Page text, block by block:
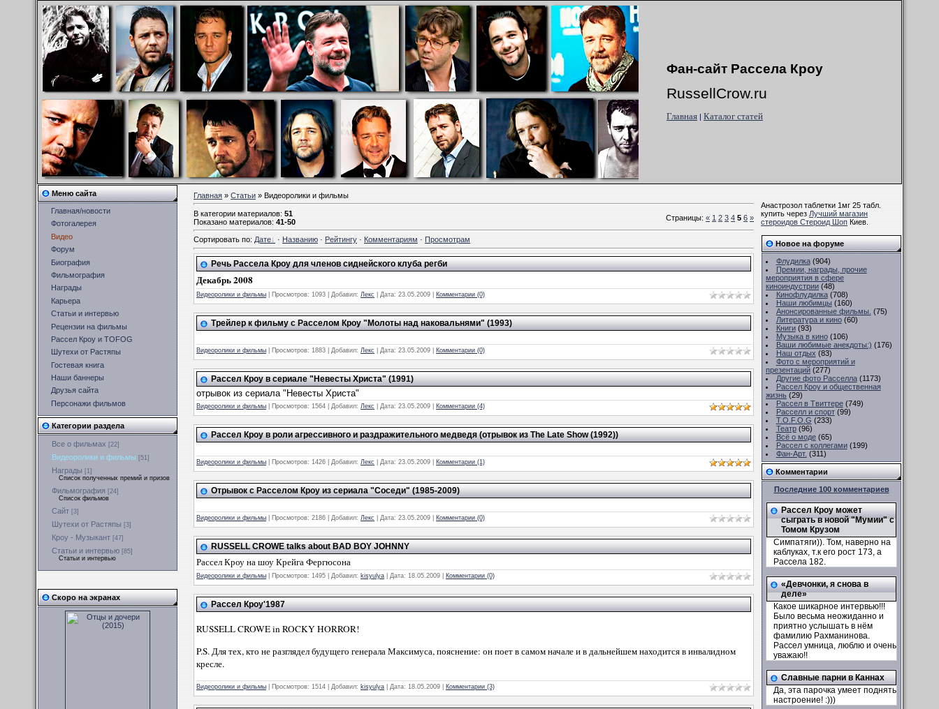
Фан-сайт Рассела Кроу
RussellCrow.ru
Главная | Каталог статей
Меню сайта
Главная/новости
Фотогалерея
Видео
Форум
Биография
Фильмография
Награды
Карьера
Статьи и интервью
Рецензии на фильмы
Рассел Кроу и TOFOG
Шутехи от Растяпы
Гостевая книга
Наши баннеры
Друзья сайта
Персонажи фильмов
Категории раздела
Все о фильмах [22]
Видеоролики и фильмы [51]
Награды [1]
Список полученных премий и призов
Фильмография [24]
Список фильмов
Сайт [3]
Шутехи от Растяпы [3]
Кроу - Музыкант [47]
Статьи и интервью [85]
Статьи и интервью
Скоро на экранах
Главная»Статьи» Видеоролики и фильмы
В категории материалов:51
Показано материалов:41-50 Страницы:« 1 2 3 4 5 6 »
Сортировать по:Дате ·Названию·Рейтингу·Комментариям·Просмотрам
Речь Рассела Кроу для членов сиднейского клуба регби
Декабрь 2008
Видеоролики и фильмы Просмотров: 1093 Добавил: Лекс Дата: 23.05.2009 Комментарии (0)
Трейлер к фильму с Расселом Кроу "Молоты над наковальнями" (1993)
Видеоролики и фильмы Просмотров: 1883 Добавил: Лекс Дата: 23.05.2009 Комментарии (0)
Рассел Кроу в сериале "Невесты Христа" (1991)
отрывок из сериала "Невесты Христа"
Видеоролики и фильмы Просмотров: 1564 Добавил: Лекс Дата: 23.05.2009 Комментарии (4)
Рассел Кроу в роли агрессивного и раздражительного медведя (отрывок из The Late Show (1992))
Видеоролики и фильмы Просмотров: 1426 Добавил: Лекс Дата: 23.05.2009 Комментарии (1)
Отрывок с Расселом Кроу из сериала "Соседи" (1985-2009)
Видеоролики и фильмы Просмотров: 2186 Добавил: Лекс Дата: 23.05.2009 Комментарии (0)
RUSSELL CROWE talks about BAD BOY JOHNNY
Рассел Кроу на шоу Крейга Фергюсона
Видеоролики и фильмы Просмотров: 1495 Добавил: kisyulya Дата: 18.05.2009 Комментарии (0)
Рассел Кроу'1987
RUSSELL CROWE in ROCKY HORROR!
P.S. Для тех, кто не разглядел будущего генерала Максимуса, пояснение: он поет в самом начале и в дальнейшем находится в инвалидном
кресле.
Видеоролики и фильмы Просмотров: 1514 Добавил: kisyulya Дата: 18.05.2009 Комментарии (3)
Анастрозол таблетки 1мг 25 табл.
купить черезЛучший магазин
стероидов Стероид ШопКиев.
Новое на форуме
Флудилка (904)
Премии, награды, прочие
мероприятия в сфере
киноиндустрии (48)
Кинофлудилка (708)
Наши любимцы (160)
Анонсированные фильмы. (75)
Литература и кино (60)
Книги (93)
Музыка в кино (106)
Ваши любимые анекдоты:) (176)
Наш отдых (83)
Фото с мероприятий и
презентаций (277)
Другие фото Расселла (1173)
Рассел Кроу и общественная
жизнь (29)
Рассел в Твиттере (749)
Расселл и спорт (99)
T.O.F.O.G (233)
Театр (96)
Всё о моде (65)
Рассел с коллегами (199)
Фан-Арт. (311)
Комментарии
Последние 100 комментариев
Рассел Кроу может
сыграть в новой "Мумии" с
Томом Крузом
Симпатяги)). Том, наверно на
каблуках, т.к его рост 173, а
Рассела 182.
«Девчонки, я снова в
деле»
Какое шикарное интервью!!!
Было весьма неожиданно и
приятно услышать в нём
фамилию Рахманинова.
Рассел умница, люблю и очень
уважаю!!
Славные парни в Каннах
Да, эта парочка умеет поднять
настроение! :)))